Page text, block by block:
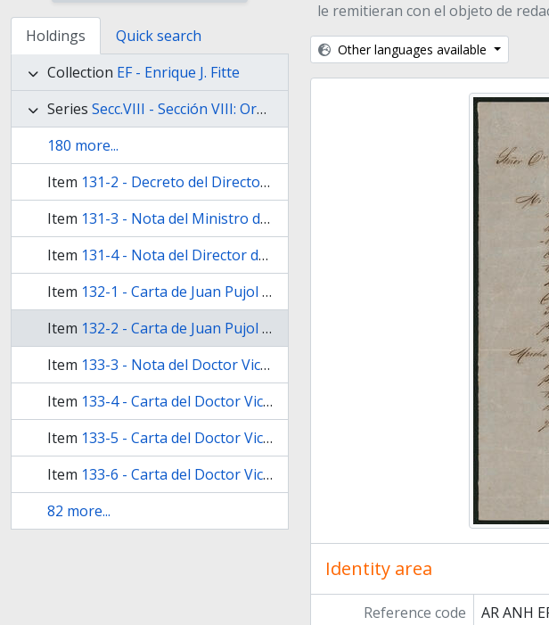
Holdings
Quick search
Collection EF - Enrique J. Fitte
Series Secc.VIII - Sección VIII: Organización Nacional
180 more...
Item 131-2 - Decreto del Director Provisorio de la Confederación Argentina, Justo José de Urquiza, acep­ tando la renuncia del Doctor Vicente López, como Gobernador de Buenos Aires y asumiendo provisoriamente el poder de la provincia
Item 131-3 - Nota del Ministro de Relaciones Exte­riores de la Confederación, Luis José de la Peña al Oficial Mayor del Ministerio de Guerra de la provincia de Buenos Aires,
Item 131-4 - Nota del Director de la Escuela Normal Peña al profesor Marcos Sastre
Item 132-1 - Carta de Juan Pujol al Doctor Juan Ma­ría Gutiérrez, acusando recibo a una suya, en la que le mani­fiesta el embarazo en que se encuentra para aceptar la redacción de la Constitución provincial que se le encargó
Item 132-2 - Carta de Juan Pujol al Doctor Juan Ma­ría Gutiérrez, solicitándole entregue al diputado José María de Cabral, los documentos que le remitieran con el objeto de redac­ tar la Constitución provincial
Item 133-3 - Nota del Doctor Victorino de la Plaza al Doctor Luis Varela
Item 133-4 - Carta del Doctor Victorino de la Plaza a Carlos Casavalle
Item 133-5 - Carta del Doctor Victorino de la Plaza a Carlos Casavalle, agradeciéndole la Revista que le obsequió,
Item 133-6 - Carta del Doctor Victorino de la Plaza a Carlos Casavalle
82 more...
le remitieran con el objeto de
Other languages available
Identity area
Reference code
AR ANH